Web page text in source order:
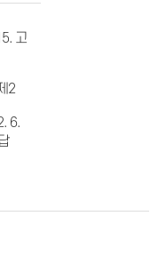
고
2
6.